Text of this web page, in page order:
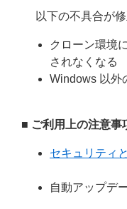
以下の不具合が
クローン環境
されなくなる
Windows 以外
■ ご利用上の注意事
セキュリティ
自動アップデ